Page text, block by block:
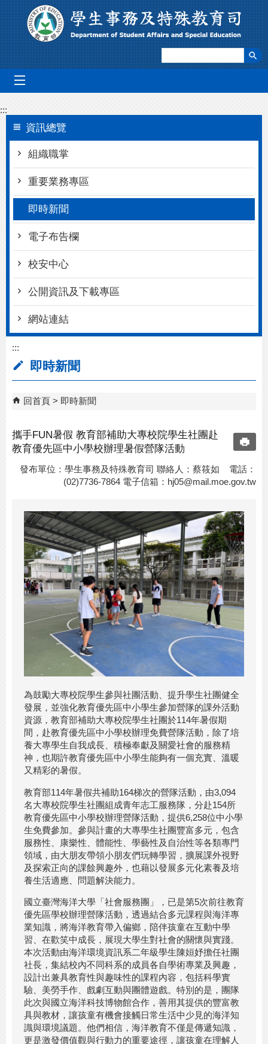
跳到主要內容區塊
:::
資訊總覽
組織職掌
重要業務專區
即時新聞
電子布告欄
校安中心
公開資訊及下載專區
網站連結
:::
即時新聞
回首頁 即時新聞
攜手FUN暑假 教育部補助大專校院學生社團赴
教育優先區中小學校辦理暑假營隊活動
發布單位：學生事務及特殊教育司 聯絡人：蔡筱如 電話：
(02)7736-7864 電子信箱： hj05@mail.moe.gov.tw
為鼓勵大專校院學生參與社團活動、提升學生社團健全
發展，並強化教育優先區中小學生參加營隊的課外活動
資源，教育部補助大專校院學生社團於114年暑假期
間，赴教育優先區中小學校辦理免費營隊活動，除了培
養大專學生自我成長、積極奉獻及關愛社會的服務精
神，也期許教育優先區中小學生能夠有一個充實、溫暖
又精彩的暑假。
教育部114年暑假共補助164梯次的營隊活動，由3,094
名大專校院學生社團組成青年志工服務隊，分赴154所
教育優先區中小學校辦理營隊活動，提供6,258位中小學
生免費參加。參與計畫的大專學生社團豐富多元，包含
服務性、康樂性、體能性、學藝性及自治性等各類專門
領域，由大朋友帶領小朋友們玩轉學習，擴展課外視野
及探索正向的課餘興趣外，也藉以發展多元化素養及培
養生活適應、問題解決能力。
國立臺灣海洋大學「社會服務團」，已是第5次前往教育
優先區學校辦理營隊活動，透過結合多元課程與海洋專
業知識，將海洋教育帶入偏鄉，陪伴孩童在互動中學
習、在歡笑中成長，展現大學生對社會的關懷與實踐。
本次活動由海洋環境資訊系二年級學生陳姮妤擔任社團
社長，集結校內不同科系的成員各自學術專業及興趣，
設計出兼具教育性與趣味性的課程內容，包括科學實
驗、美勞手作、戲劇互動與團體遊戲。特別的是，團隊
此次與國立海洋科技博物館合作，善用其提供的豐富教
具與教材，讓孩童有機會接觸日常生活中少見的海洋知
識與環境議題。他們相信，海洋教育不僅是傳遞知識，
更是激發價值觀與行動力的重要途徑，讓孩童在理解人